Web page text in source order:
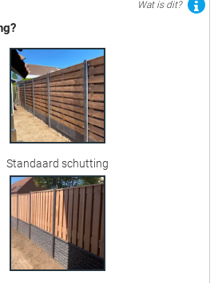
Wat is dit?
Standaard schutting